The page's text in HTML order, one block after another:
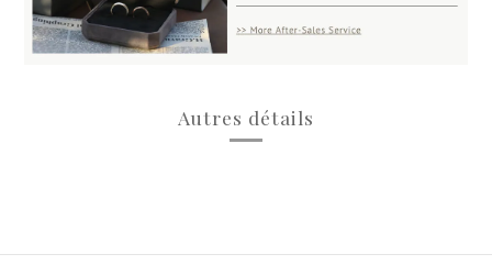
Autres détails